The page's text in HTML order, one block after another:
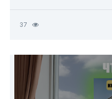
37